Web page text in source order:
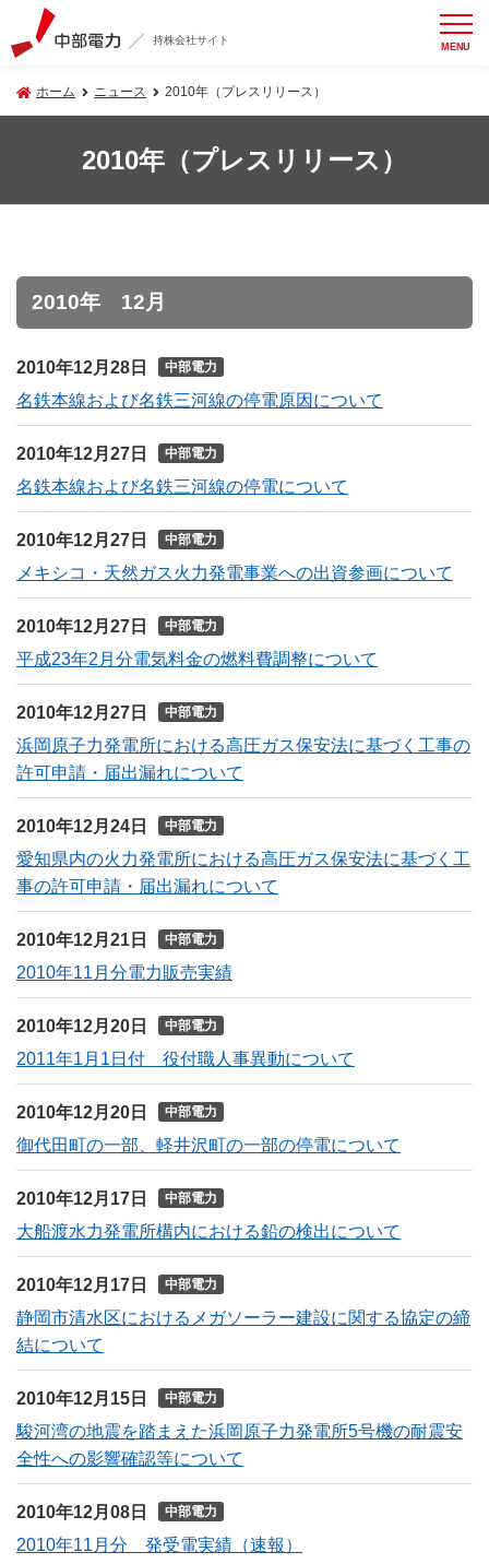
持株会社サイト MENU
ホーム ニュース 2010年（プレスリリース）
2010年（プレスリリース）
2010年 12月
2010年12月28日 中部電力
名鉄本線および名鉄三河線の停電原因について
2010年12月27日 中部電力
名鉄本線および名鉄三河線の停電について
2010年12月27日 中部電力
メキシコ・天然ガス火力発電事業への出資参画について
2010年12月27日 中部電力
平成23年2月分電気料金の燃料費調整について
2010年12月27日 中部電力
浜岡原子力発電所における高圧ガス保安法に基づく工事の
許可申請・届出漏れについて
2010年12月24日 中部電力
愛知県内の火力発電所における高圧ガス保安法に基づく工
事の許可申請・届出漏れについて
2010年12月21日 中部電力
2010年11月分電力販売実績
2010年12月20日 中部電力
2011年1月1日付 役付職人事異動について
2010年12月20日 中部電力
御代田町の一部、軽井沢町の一部の停電について
2010年12月17日 中部電力
大船渡水力発電所構内における鉛の検出について
2010年12月17日 中部電力
静岡市清水区におけるメガソーラー建設に関する協定の締
結について
2010年12月15日 中部電力
駿河湾の地震を踏まえた浜岡原子力発電所5号機の耐震安
全性への影響確認等について
2010年12月08日 中部電力
2010年11月分 発受電実績（速報）